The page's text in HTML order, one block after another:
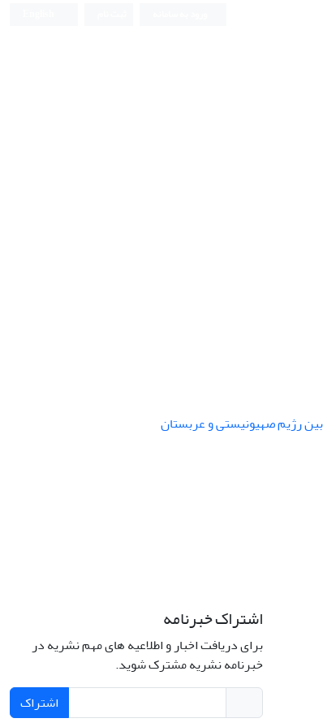
اشتراک خبرنامه
برای دریافت اخبار و اطلاعیه های مهم نشریه در
خبرنامه نشریه مشترک شوید.
اشتراک